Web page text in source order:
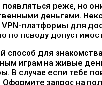
реже, но
деньгами.
платформы для
поводу
для
играм на живые
В случае если тебе
запрос на